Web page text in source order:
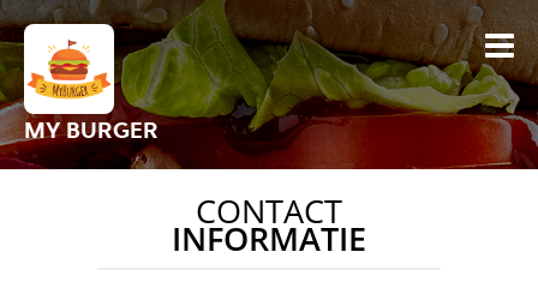
MY BURGER
CONTACT
INFORMATIE